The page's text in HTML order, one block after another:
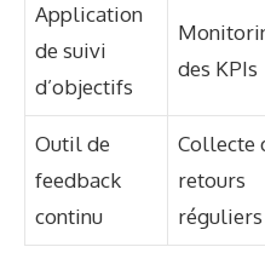
Application
de suivi
d’objectifs
des KPIs
Outil de
feedback
continu
Collecte
retours
réguliers